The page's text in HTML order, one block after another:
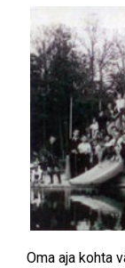
Oma aja kohta